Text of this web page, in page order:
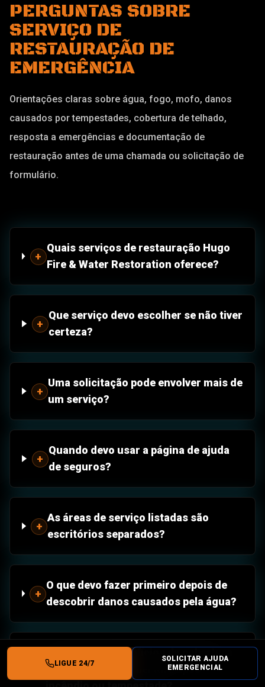
PERGUNTAS SOBRE
SERVIÇO DE
RESTAURAÇÃO DE
EMERGÊNCIA
Orientações claras sobre água, fogo, mofo, danos
causados por tempestades, cobertura de telhado,
resposta a emergências e documentação de
restauração antes de uma chamada ou solicitação de
formulário.
+
Quais serviços de restauração Hugo
Fire & Water Restoration oferece?
+
Que serviço devo escolher se não tiver
certeza?
+
Uma solicitação pode envolver mais de
um serviço?
+
Quando devo usar a página de ajuda
de seguros?
+
As áreas de serviço listadas são
escritórios separados?
+
O que devo fazer primeiro depois de
descobrir danos causados pela água?
Quais são os benefícios da cobertura
profissional de cobertura após
LIGUE 24/7
SOLICITAR AJUDA
EMERGENCIAL